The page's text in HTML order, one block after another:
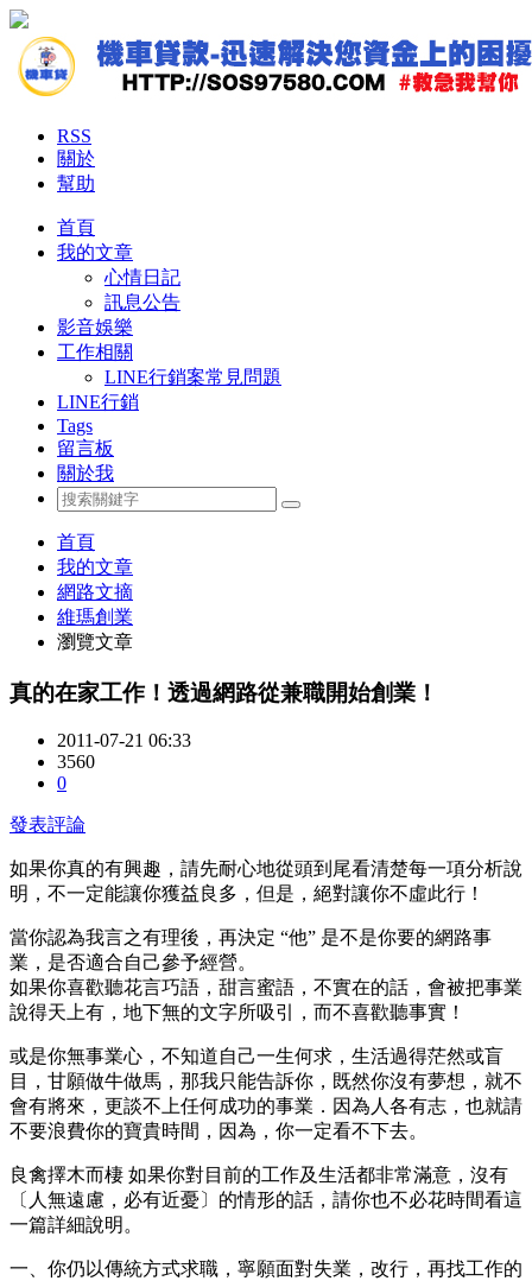
RSS
關於
幫助
首頁
我的文章
心情日記
訊息公告
影音娛樂
工作相關
LINE行銷案常見問題
LINE行銷
Tags
留言板
關於我
首頁
我的文章
網路文摘
維瑪創業
瀏覽文章
真的在家工作！透過網路從兼職開始創業！
2011-07-21 06:33
3560
0
發表評論
如果你真的有興趣，請先耐心地從頭到尾看清楚每一項分析說
明，不一定能讓你獲益良多，但是，絕對讓你不虛此行！
當你認為我言之有理後，再決定 “他” 是不是你要的網路事
業，是否適合自己參予經營。
如果你喜歡聽花言巧語，甜言蜜語，不實在的話，會被把事業
說得天上有，地下無的文字所吸引，而不喜歡聽事實！
或是你無事業心，不知道自己一生何求，生活過得茫然或盲
目，甘願做牛做馬，那我只能告訴你，既然你沒有夢想，就不
會有將來，更談不上任何成功的事業．因為人各有志，也就請
不要浪費你的寶貴時間，因為，你一定看不下去。
良禽擇木而棲 如果你對目前的工作及生活都非常滿意，沒有
〔人無遠慮，必有近憂〕的情形的話，請你也不必花時間看這
一篇詳細說明。
一、你仍以傳統方式求職，寧願面對失業，改行，再找工作的